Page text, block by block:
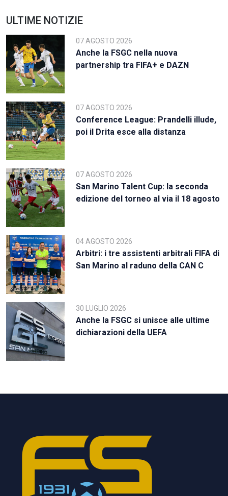
ULTIME NOTIZIE
07 AGOSTO 2026
Anche la FSGC nella nuova
partnership tra FIFA+ e DAZN
07 AGOSTO 2026
Conference League: Prandelli illude,
poi il Drita esce alla distanza
07 AGOSTO 2026
San Marino Talent Cup: la seconda
edizione del torneo al via il 18 agosto
04 AGOSTO 2026
Arbitri: i tre assistenti arbitrali FIFA di
San Marino al raduno della CAN C
30 LUGLIO 2026
Anche la FSGC si unisce alle ultime
dichiarazioni della UEFA